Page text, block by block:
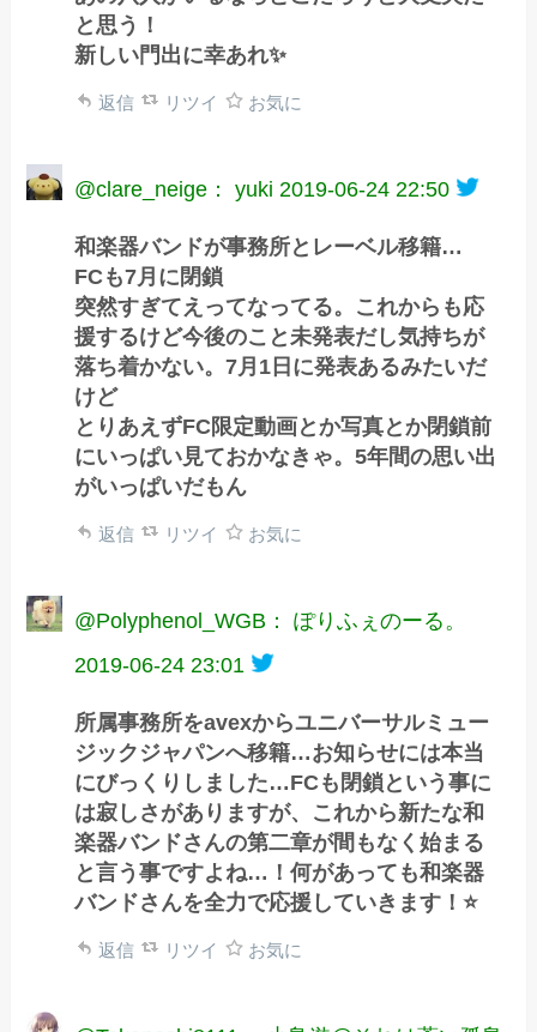
と思う！
新しい門出に幸あれ✨
返信 リツイ お気に
@clare_neige： yuki 2019-06-24 22:50
和楽器バンドが事務所とレーベル移籍…
FCも7月に閉鎖
突然すぎてえってなってる。これからも応
援するけど今後のこと未発表だし気持ちが
落ち着かない。7月1日に発表あるみたいだ
けど
とりあえずFC限定動画とか写真とか閉鎖前
にいっぱい見ておかなきゃ。5年間の思い出
がいっぱいだもん
返信 リツイ お気に
@Polyphenol_WGB： ぽりふぇのーる。
2019-06-24 23:01
所属事務所をavexからユニバーサルミュー
ジックジャパンへ移籍…お知らせには本当
にびっくりしました…FCも閉鎖という事に
は寂しさがありますが、これから新たな和
楽器バンドさんの第二章が間もなく始まる
と言う事ですよね…！何があっても和楽器
バンドさんを全力で応援していきます！⭐️
返信 リツイ お気に